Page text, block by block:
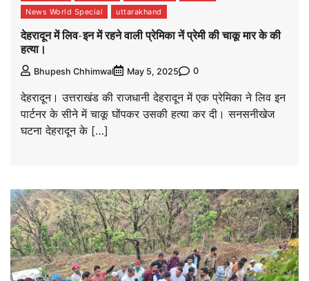
News World Special uttarakhand
देहरादून में लिव-इन में रहने वाली प्रेमिका नें प्रेमी की चाकू मार के की
हत्या।
Bhupesh Chhimwal May 5, 2025 0
देहरादून। उत्तराखंड की राजधानी देहरादून में एक प्रेमिका ने लिव इन
पार्टनर के सीने में चाकू घोंपकर उसकी हत्या कर दी। सनसनीखेज
घटना देहरादून के […]